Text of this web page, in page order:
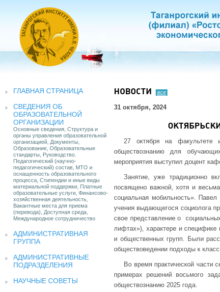
ГЛАВНАЯ СТРАНИЦА
СВЕДЕНИЯ ОБ
ОБРАЗОВАТЕЛЬНОЙ
ОРГАНИЗАЦИИ
Основные сведения, Структура и
органы управления образовательной
организацией, Документы,
Образование, Образовательные
стандарты, Руководство.
Педагогический (научно-
педагогический) состав, МТО и
оснащенность образовательного
процесса, Стипендии и иные виды
материальной поддержки, Платные
образовательные услуги, Финансово-
хозяйственная деятельность,
Вакантные места для приема
(перевода), Доступная среда,
Международное сотрудничество
АДМИНИСТРАТИВНАЯ
ГРУППА
АДМИНИСТРАТИВНЫЕ
ПОДРАЗДЕЛЕНИЯ
НАУЧНЫЕ СОВЕТЫ
НОВОСТИ все
31 октября, 2024
27 октября на факультете
обществознанию для
мероприятия выступил доцент
Занятие, уже традиционно
посвящено важной, хотя и
социальная мобильность».
учения выдающегося социолога
свое представление о
лифтах»), характере и специфике
и общественных групп. Были
обществоведении подходы к
Во время практической части
примерах решений восьмого
обществознанию 2025 года.